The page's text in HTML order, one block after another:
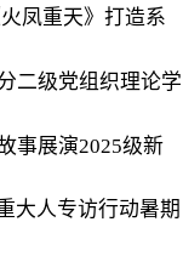
凤重天》打造系
二级党组织理论学
事展演2025级新
大人专访行动暑期